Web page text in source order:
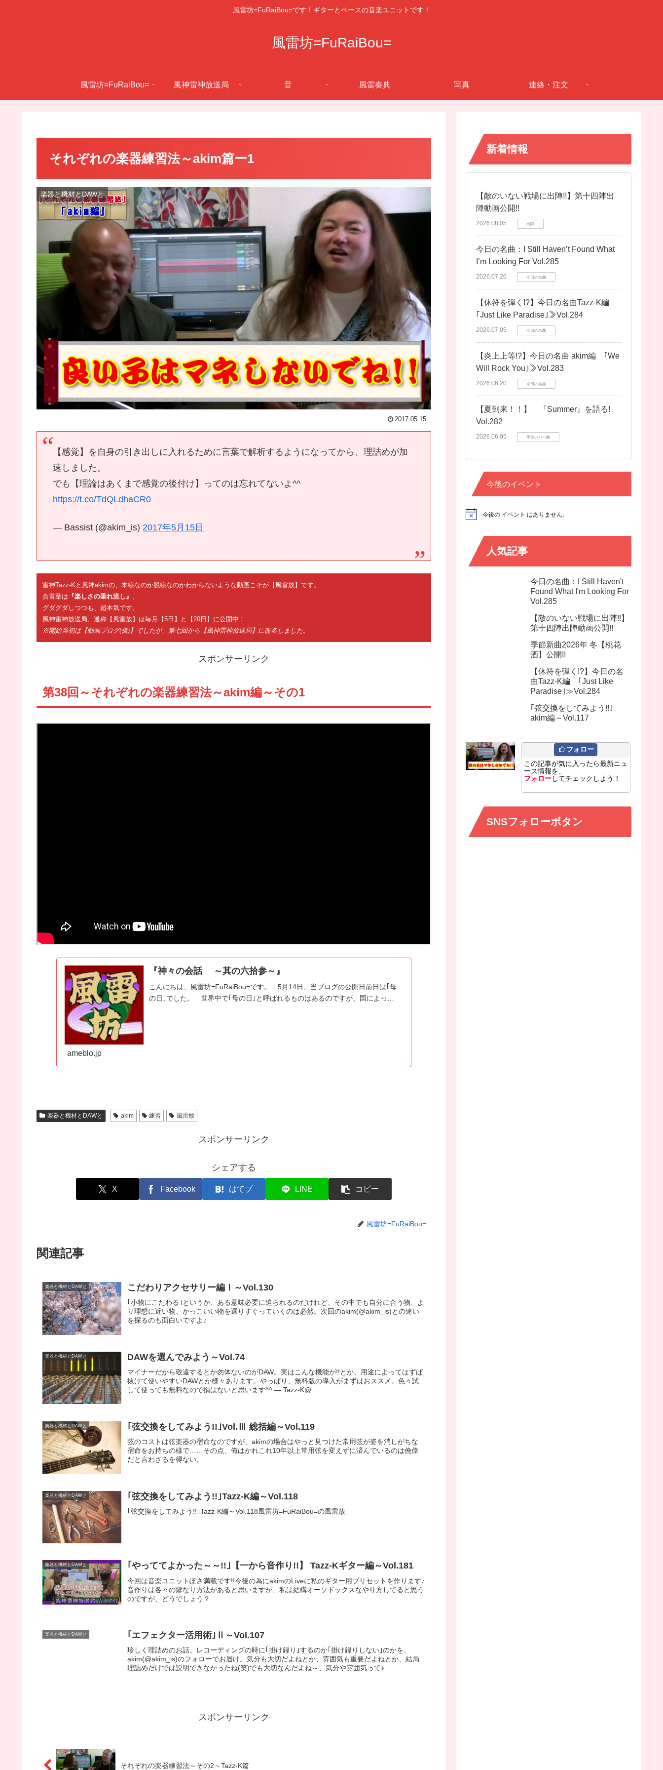
風雷坊=FuRaiBou=です！ギターとベースの音楽ユニットです！
風雷坊=FuRaiBou=
風雷坊=FuRaiBou= 風神雷神放送局 音 風雷奏典 写真 連絡・注文
それぞれの楽器練習法～akim篇ー1
楽器と機材とDAWと
2017.05.15
【感覚】を自身の引き出しに入れるために言葉で解析するようになってから、理詰めが加
速しました。
でも【理論はあくまで感覚の後付け】ってのは忘れてないよ^^
https://t.co/TdQLdhaCR0
— Bassist (@akim_is) 2017年5月15日
雷神Tazz-Kと風神akimの、本線なのか脱線なのかわからないような動画こそが【風雷放】です。
合言葉は 『楽しさの垂れ流し』 。
グダグダしつつも、超本気です。
風神雷神放送局、通称【風雷放】は毎月【5日】と【20日】に公開中！
※開始当初は【動画ブログ(仮)】でしたが、第七回から【風神雷神放送局】に改名しました。
スポンサーリンク
第38回～それぞれの楽器練習法～akim編～その1
『神々の会話 ～其の六拾参～』
こんにちは、風雷坊=FuRaiBou=です。 5月14日、当ブログの公開日前日は｢母
の日｣でした。 世界中で｢母の日｣と呼ばれるものはあるのですが、国によっ…
ameblo.jp
楽器と機材とDAWと akim 練習 風雷放
スポンサーリンク
シェアする
X Facebook はてブ LINE コピー
風雷坊=FuRaiBou=
関連記事
楽器と機材とDAWと こだわりアクセサリー編Ⅰ～Vol.130
｢小物にこだわる｣というか、ある意味必要に迫られるのだけれど、その中でも自分に合う物、よ
り理想に近い物、かっこいい物を選りすぐっていくのは必然。次回のakim(@akim_is)との違い
を探るのも面白いですよ♪
楽器と機材とDAWと DAWを選んでみよう～Vol.74
マイナーだから敬遠するとか勿体ないのがDAW。実はこんな機能が!!とか、用途によってはずば
抜けて使いやすいDAWとか様々あります。やっぱり、無料版の導入がまずはおススメ。色々試
して使っても無料なので損はないと思います^^ — Tazz-K@...
楽器と機材とDAWと ｢弦交換をしてみよう!!｣Vol.Ⅲ 総括編～Vol.119
弦のコストは弦楽器の宿命なのですが、akimの場合はやっと見つけた常用弦が姿を消しがちな
宿命をお持ちの様で……その点、俺はかれこれ10年以上常用弦を変えずに済んでいるのは僥倖
だと言わざるを得ない。
楽器と機材とDAWと ｢弦交換をしてみよう!!｣Tazz-K編～Vol.118
｢弦交換をしてみよう!!｣Tazz-K編～Vol.118風雷坊=FuRaiBou=の風雷放
楽器と機材とDAWと ｢やっててよかった～～!!｣【一から音作り!!】 Tazz-Kギター編～Vol.181
今回は音楽ユニットぽさ満載です!!今後の為にakimのLiveに私のギター用プリセットを作ります♪
音作りは各々の癖なり方法があると思いますが、私は結構オーソドックスなやり方してると思う
のですが、どうでしょう？
楽器と機材とDAWと ｢エフェクター活用術｣Ⅱ～Vol.107
珍しく理詰めのお話。レコーディングの時に｢掛け録り｣するのか｢掛け録りしない｣のかを、
akim(@akim_is)のフォローでお届け。気分も大切だよねとか、雰囲気も重要だよねとか、結局
理詰めだけでは説明できなかったね(笑)でも大切なんだよね～、気分や雰囲気って♪
スポンサーリンク
それぞれの楽器練習法～その2～Tazz-K篇
新着情報
【敵のいない戦場に出陣!!】第十四陣出
陣動画公開!!
2026.08.05 出陣
今日の名曲：I Still Haven’t Found What
I’m Looking For Vol.285
2026.07.20 今日の名曲
【休符を弾く!?】今日の名曲Tazz-K編
｢Just Like Paradise｣≫Vol.284
2026.07.05 今日の名曲
【炎上上等!?】今日の名曲 akim編 ｢We
Will Rock You｣≫Vol.283
2026.06.20 今日の名曲
【夏到来！！】 『Summer』を語る!
Vol.282
2026.06.05 季節カバー曲
今後のイベント
N
今後の イベント はありません。
人気記事
今日の名曲：I Still Haven't
Found What I'm Looking For
Vol.285
【敵のいない戦場に出陣!!】
第十四陣出陣動画公開!!
季節新曲2026年 冬【桃花
酒】公開!!
【休符を弾く!?】今日の名
曲Tazz-K編 ｢Just Like
Paradise｣≫Vol.284
｢弦交換をしてみよう!!｣
akim編～Vol.117
フォロー
この記事が気に入ったら最新ニュ
ース情報を、
フォローしてチェックしよう！
SNSフォローボタン